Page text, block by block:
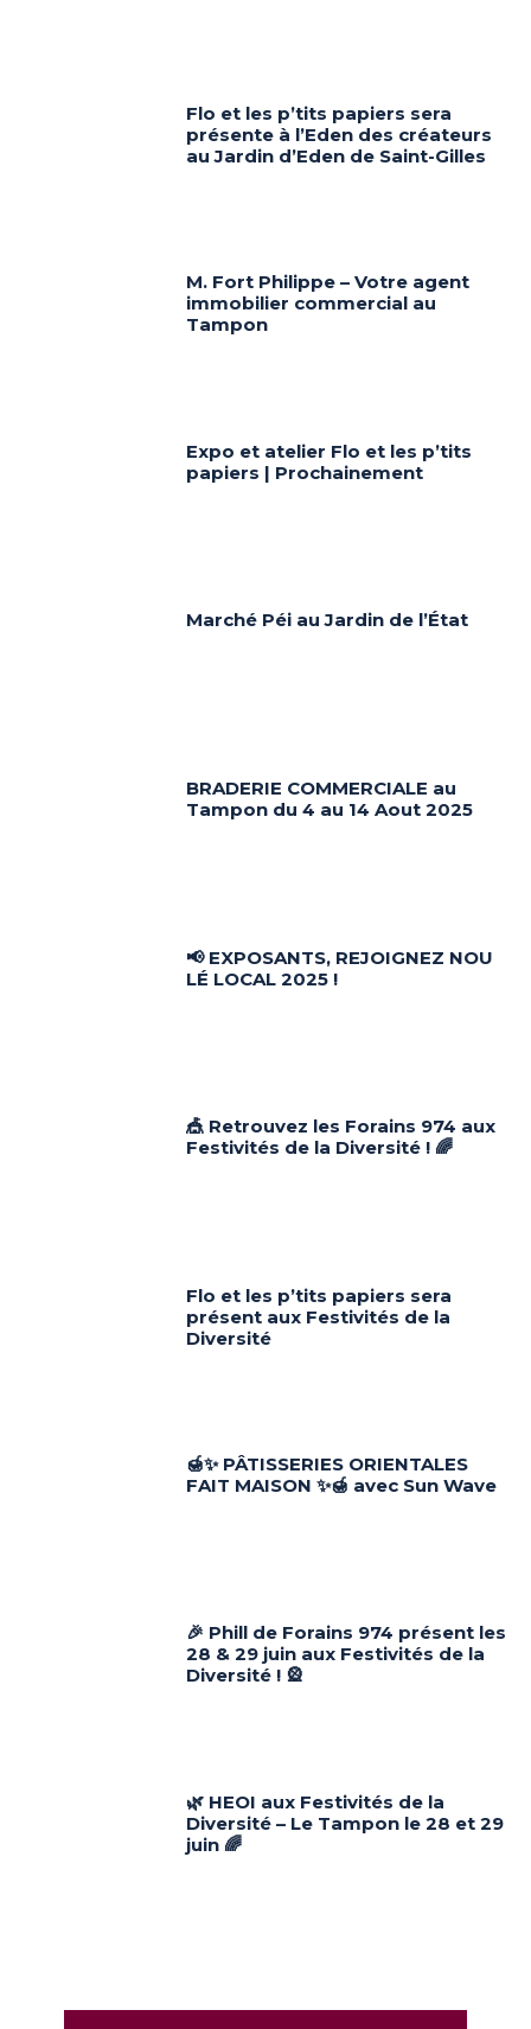
Flo et les p’tits papiers sera
présente à l’Eden des créateurs
au Jardin d’Eden de Saint-Gilles
M. Fort Philippe – Votre agent
immobilier commercial au
Tampon
Expo et atelier Flo et les p’tits
papiers | Prochainement
Marché Péi au Jardin de l’État
BRADERIE COMMERCIALE au
Tampon du 4 au 14 Aout 2025
📢 EXPOSANTS, REJOIGNEZ NOU
LÉ LOCAL 2025 !
🎪 Retrouvez les Forains 974 aux
Festivités de la Diversité ! 🌈
Flo et les p’tits papiers sera
présent aux Festivités de la
Diversité
🍯✨ PÂTISSERIES ORIENTALES
FAIT MAISON ✨🍯 avec Sun Wave
🎉 Phill de Forains 974 présent les
28 & 29 juin aux Festivités de la
Diversité ! 🎡
🌿 HEOI aux Festivités de la
Diversité – Le Tampon le 28 et 29
juin 🌈